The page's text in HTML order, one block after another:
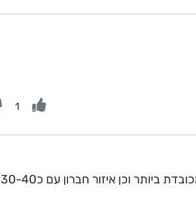
1
איסי במצטבר משקעים עד שבת שימו לב לצפון הרחוק כמות מכובדת ביותר וכן איזור חברון עם כ30-40